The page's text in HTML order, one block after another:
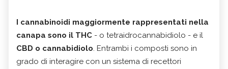
I cannabinoidi maggiormente rappresentati nella
canapa sono il THC - o tetraidrocannabidiolo - e il
CBD o cannabidiolo. Entrambi i composti sono in
grado di interagire con un sistema di recettori